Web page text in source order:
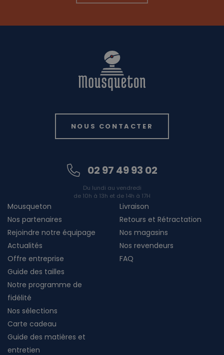
NOUS CONTACTER
02 97 49 93 02
Du lundi au vendredi
de 10h à 13h et de 14h à 17H
Mousqueton
Nos partenaires
Rejoindre notre équipage
Actualités
Offre entreprise
Livraison
Retours et Rétractation
Nos magasins
Nos revendeurs
FAQ
Guide des tailles
Notre programme de
fidélité
Nos sélections
Carte cadeau
Guide des matières et
entretien